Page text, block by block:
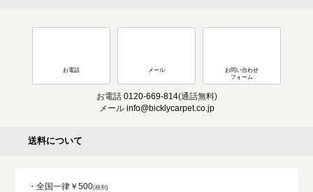
お電話 メール
お問い合わせ
フォーム
お電話 0120-669-814(通話無料)
メール info@bicklycarpet.co.jp
送料について
・全国一律￥500